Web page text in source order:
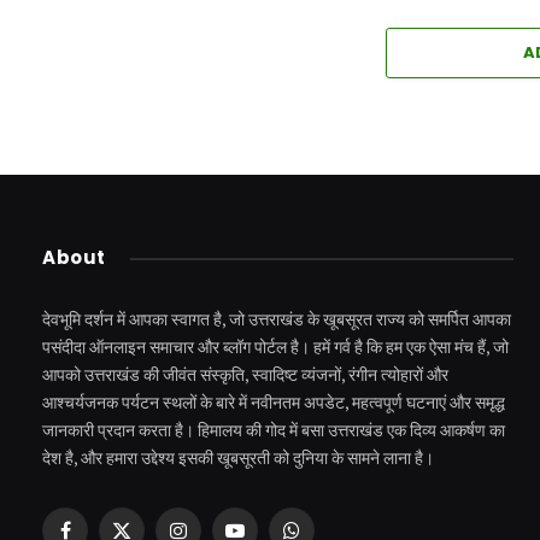
About
देवभूमि दर्शन में आपका स्वागत है, जो उत्तराखंड के खूबसूरत राज्य को समर्पित आपका
पसंदीदा ऑनलाइन समाचार और ब्लॉग पोर्टल है। हमें गर्व है कि हम एक ऐसा मंच हैं, जो
आपको उत्तराखंड की जीवंत संस्कृति, स्वादिष्ट व्यंजनों, रंगीन त्योहारों और
आश्चर्यजनक पर्यटन स्थलों के बारे में नवीनतम अपडेट, महत्वपूर्ण घटनाएं और समृद्ध
जानकारी प्रदान करता है। हिमालय की गोद में बसा उत्तराखंड एक दिव्य आकर्षण का
देश है, और हमारा उद्देश्य इसकी खूबसूरती को दुनिया के सामने लाना है।